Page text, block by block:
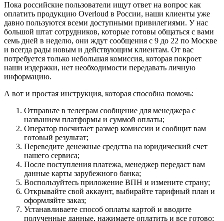
Пока российские пользователи ищут ответ на вопрос как
оплатить продукцию Overloud в России, наши клиенты уже
давно пользуются всеми доступными привилегиями. У нас
большой штат сотрудников, которые готовы общаться с вами
семь дней в неделю, они ждут сообщения с 9 до 22 по Москве
и всегда рады новым и действующим клиентам. От вас
потребуется только небольшая комиссия, которая покроет
наши издержки, нет необходимости передавать личную
информацию.
А вот и простая инструкция, которая способна помочь:
Отправьте в телеграм сообщение для менеджера с
названием платформы и суммой оплаты;
Оператор посчитает размер комиссии и сообщит вам
готовый результат;
Переведите денежные средства на юридический счет
нашего сервиса;
После поступления платежа, менеджер передаст вам
данные карты зарубежного банка;
Воспользуйтесь приложение ВПН и измените страну;
Открывайте свой аккаунт, выбирайте тарифный план и
оформляйте заказ;
Устанавливаете способ оплаты картой и вводите
полученные данные, нажимаете оплатить и все готово;